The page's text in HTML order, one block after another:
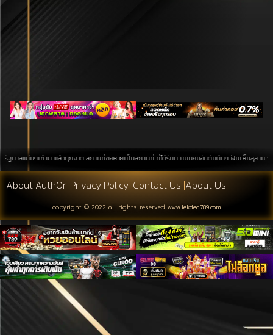
แม่นๆเข้ามาแล้วทุกงวด สถานที่ขอหวยเป็นสถานที่ ที่ได้รับความนิยมอันดับต้นๆ ฝันเห็นสุสาน ก
About Auth0r |Privacy Policy|Contact Us |About Us
copyright © 2022 all rights reserved www.lekded789.com